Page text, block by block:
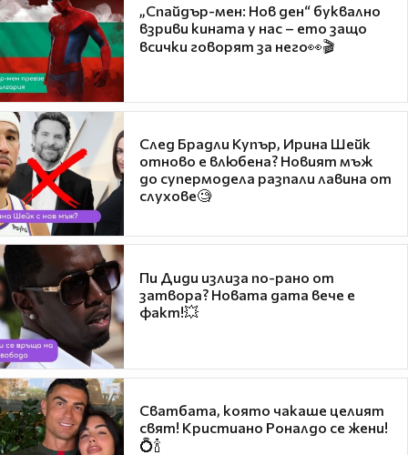
„Спайдър-мен: Нов ден“ буквално
взриви кината у нас – ето защо
всички говорят за него👀🎬
След Брадли Купър, Ирина Шейк
отново е влюбена? Новият мъж
до супермодела разпали лавина от
слухове🧐
Пи Диди излиза по-рано от
затвора? Новата дата вече е
факт!💥
Сватбата, която чакаше целият
свят! Кристиано Роналдо се жени!
💍🍾